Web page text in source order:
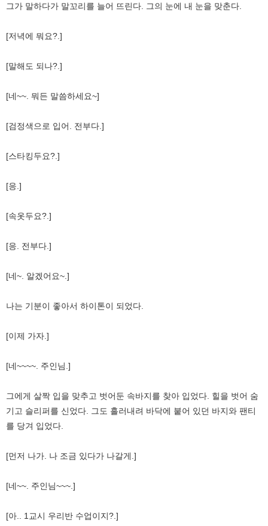
그가 말하다가 말꼬리를 늘어 뜨린다. 그의 눈에 내 눈을 맞춘다.
[저녁에 뭐요?.]
[말해도 되나?.]
[네~~. 뭐든 말씀하세요~]
[검정색으로 입어. 전부다.]
[스타킹두요?.]
[응.]
[속옷두요?.]
[응. 전부다.]
[네~. 알겠어요~.]
나는 기분이 좋아서 하이톤이 되었다.
[이제 가자.]
[네~~~~. 주인님.]
그에게 살짝 입을 맞추고 벗어둔 속바지를 찾아 입었다. 힐을 벗어 숨
기고 슬리퍼를 신었다. 그도 흘러내려 바닥에 붙어 있던 바지와 팬티
를 당겨 입었다.
[먼저 나가. 나 조금 있다가 나갈게.]
[네~~. 주인님~~~.]
[아.. 1교시 우리반 수업이지?.]